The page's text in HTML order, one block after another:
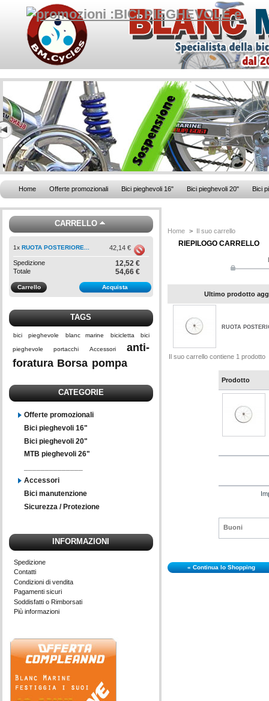
Home Offerte promozionali Bici pieghevoli 16" Bici pieghevoli 20" Bici
CARRELLO
1x RUOTA POSTERIORE... 42,14 €
Spedizione 12,52 €
Totale 54,66 €
Carrello Acquista
TAGS
bici pieghevole blanc marine bicicletta bici
pieghevole portacchi Accessori
anti-
foratura Borsa pompa
CATEGORIE
Offerte promozionali
Bici pieghevoli 16"
Bici pieghevoli 20"
MTB pieghevoli 26"
Accessori
Bici manutenzione
Sicurezza / Protezione
INFORMAZIONI
Spedizione
Contatti
Condizioni di vendita
Pagamenti sicuri
Soddisfatti o Rimborsati
Più informazioni
Home > Il suo carrello
RIEPILOGO CARRELLO
Ultimo prodotto
RUOTA
Il suo carrello contiene 1 prodotto
Prodotto
Buoni
« Continua lo Shopping